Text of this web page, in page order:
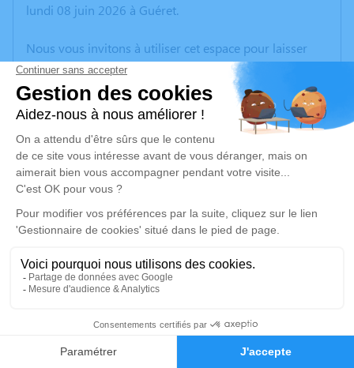
Faire-part Hommages
lundi 08 juin 2026 à Guéret.
Nous vous invitons à utiliser cet espace pour laisser
vos condoléances, partager des photos souvenirs, une
anecdote ou exprimer vos pensées à travers des
poèmes ou des textes. Cet endroit est un lieu
d'expression dédié à honorer la mémoire de Didier
CHRETIEN.
Un service de plantation d’arbre hommage est
disponible ici.
Je rends hommage
Cérémonie civile
Crématorium du Grand Guéret - Avec
Cérémonie Par le Crématorium d'Ajain